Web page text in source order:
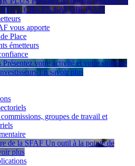
+ CIIA EN SAVOIR PLUS
vous apporte
Place
émetteurs
Présentez votre activité et votre stratégie
En savoir plus
commissions, groupes de travail et
de la SFAF Un outil à la pointe de
plus